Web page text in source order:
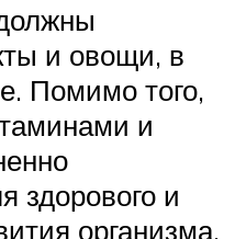
и овощи, в
Помимо того,
и
здорового и
организма,